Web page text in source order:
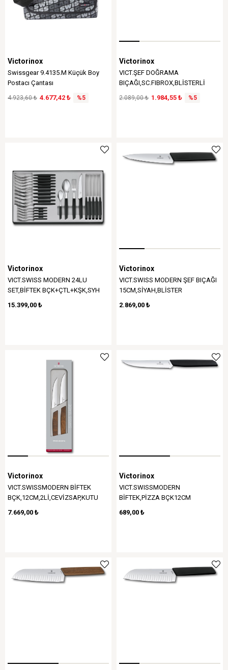
Victorinox
Swissgear 9.4135.M Küçük Boy
Postacı Çantası
4.677,42 ₺
4.923,60 ₺ %5
Victorinox
VICT.ŞEF DOĞRAMA
BIÇAĞI,SC.FIBROX,BLİSTERLİ
1.984,55 ₺
2.089,00 ₺ %5
Victorinox
VICT.SWISS MODERN 24LU
SET,BİFTEK BÇK+ÇTL+KŞK,SYH
15.399,00 ₺
Victorinox
VICT.SWISS MODERN ŞEF BIÇAĞI
15CM,SİYAH,BLİSTER
2.869,00 ₺
Victorinox
VICT.SWISSMODERN BİFTEK
BÇK,12CM,2Lİ,CEVİZSAP,KUTU
7.669,00 ₺
Victorinox
VICT.SWISSMODERN
BİFTEK,PİZZA BÇK12CM
TIRTIKLI,SYH
689,00 ₺